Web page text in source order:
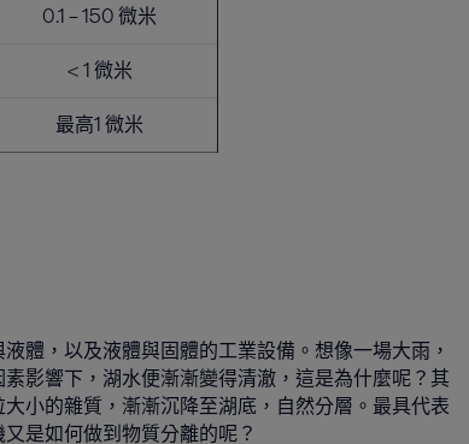
0.1 – 150 微米
< 1 微米
最高1 微米
體，以及液體與固體的工業設備。想像一場大雨，
影響下，湖水便漸漸變得清澈，這是為什麼呢？其
小的雜質，漸漸沉降至湖底，自然分層。最具代表
是如何做到物質分離的呢？